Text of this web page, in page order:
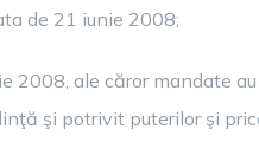
de 21 iunie 2008;
2008, ale căror mandate
şi potrivit puterilor şi